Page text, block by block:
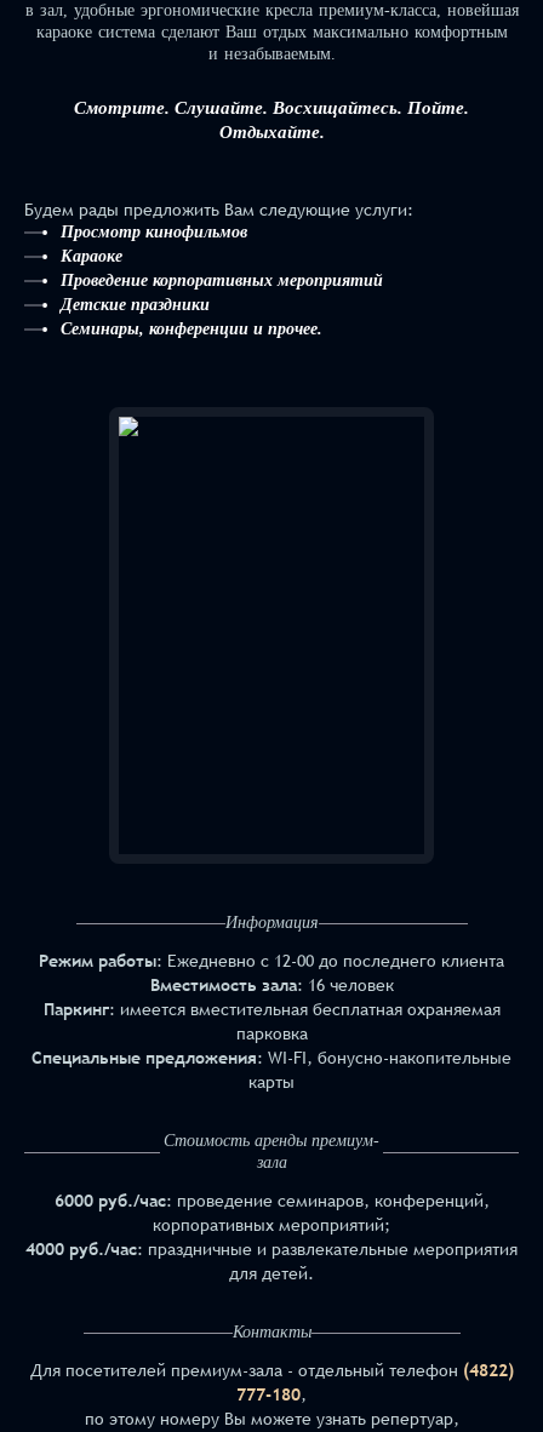
в зал, удобные эргономические кресла премиум-класса, новейшая
караоке система сделают Ваш отдых максимально комфортным
и незабываемым.
Смотрите. Слушайте. Восхищайтесь. Пойте.
Отдыхайте.
Будем рады предложить Вам следующие услуги:
Просмотр кинофильмов
Караоке
Проведение корпоративных мероприятий
Детские праздники
Семинары, конференции и прочее.
Информация
Режим работы: Ежедневно с 12-00 до последнего клиента
Вместимость зала: 16 человек
Паркинг: имеется вместительная бесплатная охраняемая
парковка
Специальные предложения: WI-FI, бонусно-накопительные
карты
Стоимость аренды премиум-
зала
6000 руб./час: проведение семинаров, конференций,
корпоративных мероприятий;
4000 руб./час: праздничные и развлекательные мероприятия
для детей.
Контакты
Для посетителей премиум-зала - отдельный телефон (4822)
777-180,
по этому номеру Вы можете узнать репертуар,